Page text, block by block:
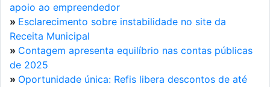
apoio ao empreendedor
» Esclarecimento sobre instabilidade no site da
Receita Municipal
» Contagem apresenta equilíbrio nas contas públicas
de 2025
» Oportunidade única: Refis libera descontos de até